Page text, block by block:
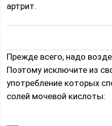
артрит.
Прежде всего, надо
Поэтому исключите из
употребление которых
солей мочевой кислоты: